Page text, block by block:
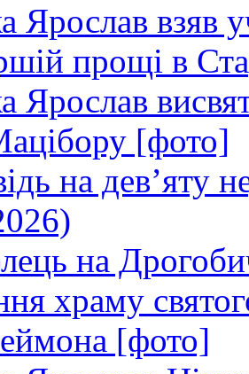
Ярослав взяв
прощі в
Ярослав
[фото]
на дев’яту
на
храму
[фото]